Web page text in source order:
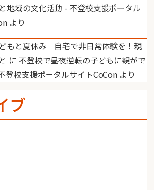
地域の文化活動 - 不登校支援ポータル
より
もと夏休み｜自宅で非日常体験を！親
に 不登校で昼夜逆転の子どもに親がで
登校支援ポータルサイトCoCon より
ブ